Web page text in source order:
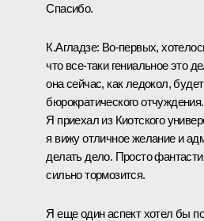
Спасибо.
К.Агладзе: Во‑первых,
что все‑таки гениальное это
она сейчас, как ледокол,
бюрократического
Я приехал из Киотского
я вижу отличное желание и
делать дело. Просто
сильно тормозится.
Я еще один аспект хотел бы